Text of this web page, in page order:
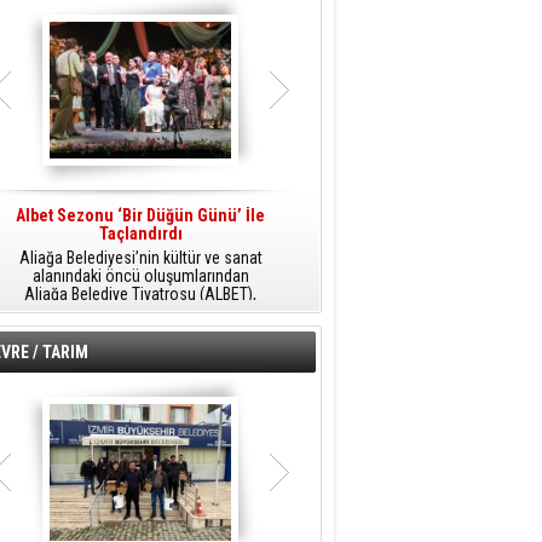
Albet Sezonu ‘Bir Düğün Günü’ İle
Taçlandırdı
Aliağa Belediyesi’nin kültür ve sanat
alanındaki öncü oluşumlarından
Aliağa Belediye Tiyatrosu (ALBET),
Aliağa Belediyesi Sanatevi (ASEV) yıl
sonu etkinlikleri kapsamında
sahnelediği “Bir Düğün Günü” adlı
oyunla tiyatroseverlere unutulmaz bir
Veysel’in türküleri, şiirleri ve yaşam
öyküsünün sahneye taşındığı anlatımlı
bir konserle sanatseverlerle buluştu.
/ TARIM